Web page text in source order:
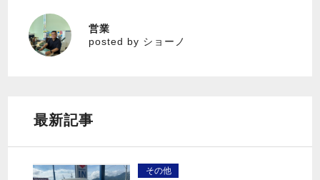
ショーノ
営業
posted by ショーノ
最新記事
その他